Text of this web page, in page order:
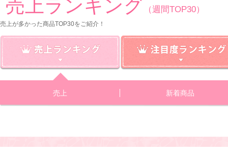
売上ランキング （週間TOP30）
売上が多かった商品TOP30をご紹介！
売上 新着商品